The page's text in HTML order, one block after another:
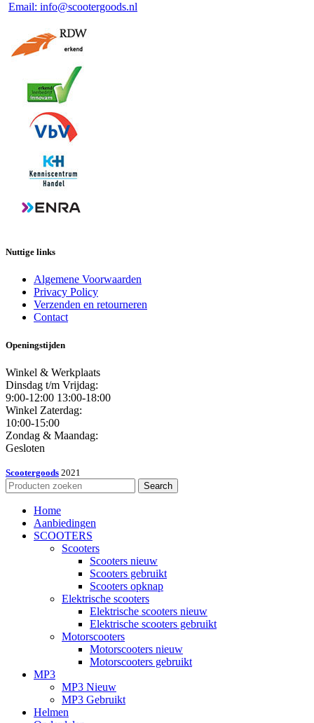
Email: info@scootergoods.nl
Nuttige links
Algemene Voorwaarden
Privacy Policy
Verzenden en retourneren
Contact
Openingstijden
Winkel & Werkplaats
Dinsdag t/m Vrijdag:
9:00-12:00 13:00-18:00
Winkel Zaterdag:
10:00-15:00
Zondag & Maandag:
Gesloten
Scootergoods 2021
Search
Home
Aanbiedingen
SCOOTERS
Scooters
Scooters nieuw
Scooters gebruikt
Scooters opknap
Elektrische scooters
Elektrische scooters nieuw
Elektrische scooters gebruikt
Motorscooters
Motorscooters nieuw
Motorscooters gebruikt
MP3
MP3 Nieuw
MP3 Gebruikt
Helmen